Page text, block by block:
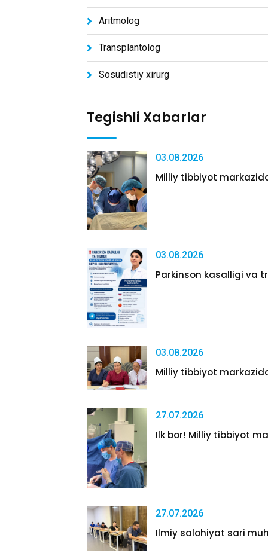
Aritmolog
Transplantolog
Sosudistiy xirurg
Tegishli Xabarlar
03.08.2026
Milliy tibbiyot
03.08.2026
Parkinson kasalligi va
03.08.2026
Milliy tibbiyot
27.07.2026
Ilk bor! Milliy tibbiyot
27.07.2026
Ilmiy salohiyat sari